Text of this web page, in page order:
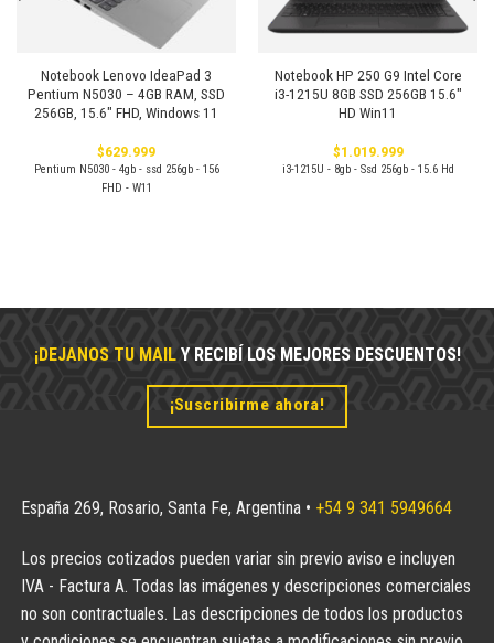
Notebook Lenovo IdeaPad 3
Pentium N5030 – 4GB RAM, SSD
256GB, 15.6″ FHD, Windows 11
$629.999
Pentium N5030 - 4gb - ssd 256gb - 156
FHD - W11
Notebook HP 250 G9 Intel Core
i3-1215U 8GB SSD 256GB 15.6″
HD Win11
$1.019.999
i3-1215U - 8gb - Ssd 256gb - 15.6 Hd
¡DEJANOS TU MAILY RECIBÍ LOS MEJORES DESCUENTOS!
¡Suscribirme ahora!
España 269, Rosario, Santa Fe, Argentina • +54 9 341 5949664
Los precios cotizados pueden variar sin previo aviso e incluyen
IVA - Factura A. Todas las imágenes y descripciones comerciales
no son contractuales. Las descripciones de todos los productos